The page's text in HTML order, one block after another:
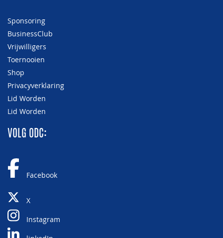
Sponsoring
BusinessClub
Vrijwilligers
Toernooien
Shop
Privacyverklaring
Lid Worden
Lid Worden
VOLG ODC:
Facebook
X
Instagram